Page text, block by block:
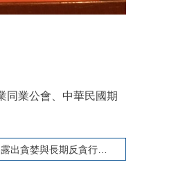
同業公會、中華民國期